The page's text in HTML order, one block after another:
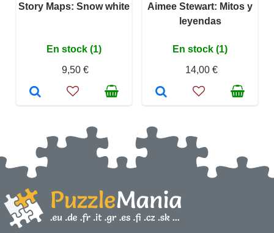
Story Maps: Snow white
En stock (1)
9,50 €
Aimee Stewart: Mitos y
leyendas
En stock (1)
14,00 €